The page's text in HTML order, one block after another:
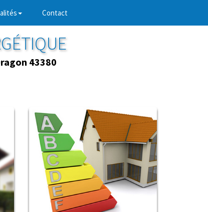
Contact
43380